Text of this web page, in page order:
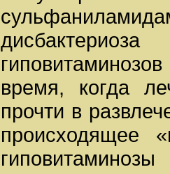
время, когда
прочти в
происходящее